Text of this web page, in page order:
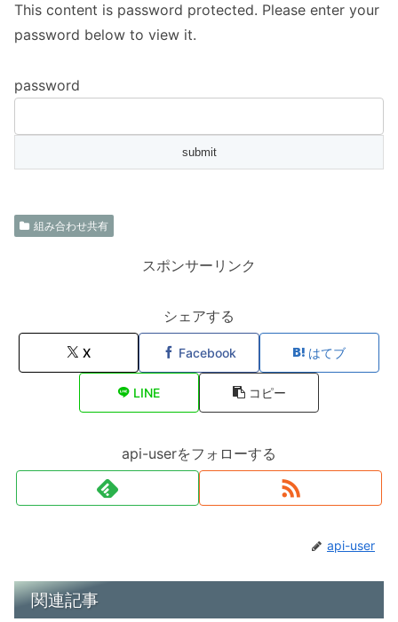
This content is password protected. Please enter your
password below to view it.
password
組み合わせ共有
スポンサーリンク
シェアする
X Facebook はてブ
LINE コピー
api-userをフォローする
api-user
関連記事